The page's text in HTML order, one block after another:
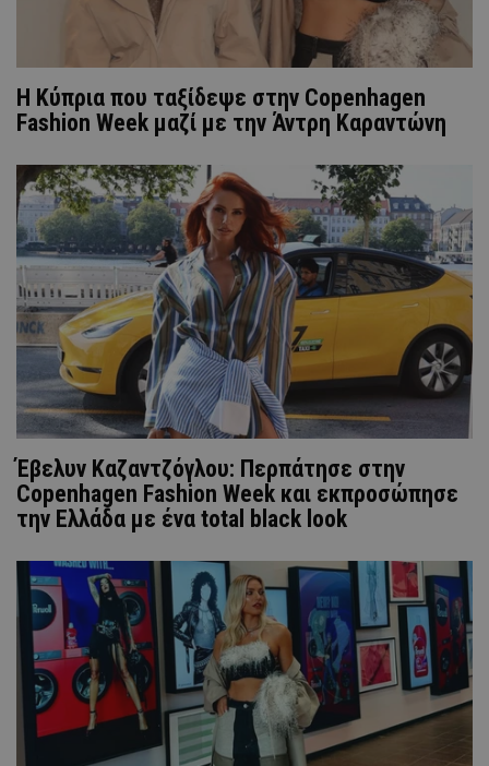
Η Κύπρια που ταξίδεψε στην Copenhagen
Fashion Week μαζί με την Άντρη Καραντώνη
Έβελυν Καζαντζόγλου: Περπάτησε στην
Copenhagen Fashion Week και εκπροσώπησε
την Ελλάδα με ένα total black look